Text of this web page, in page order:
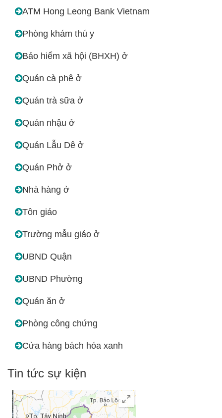
ATM Hong Leong Bank Vietnam
Phòng khám thú y
Bảo hiểm xã hội (BHXH) ở
Quán cà phê ở
Quán trà sữa ở
Quán nhậu ở
Quán Lẫu Dê ở
Quán Phở ở
Nhà hàng ở
Tôn giáo
Trường mẫu giáo ở
UBND Quận
UBND Phường
Quán ăn ở
Phòng công chứng
Cửa hàng bách hóa xanh
Tin tức sự kiện